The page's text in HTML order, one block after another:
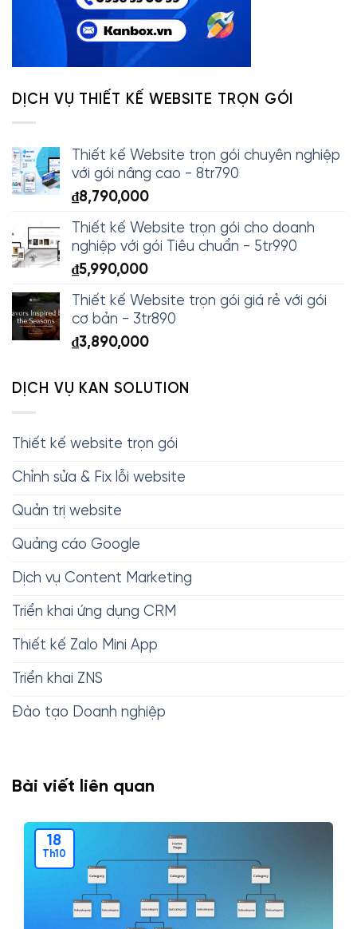
DỊCH VỤ THIẾT KẾ WEBSITE TRỌN GÓI
Thiết kế Website trọn gói chuyên nghiệp
với gói nâng cao - 8tr790
₫8,790,000
Thiết kế Website trọn gói cho doanh
nghiệp với gói Tiêu chuẩn - 5tr990
₫5,990,000
Thiết kế Website trọn gói giá rẻ với gói
cơ bản - 3tr890
₫3,890,000
DỊCH VỤ KAN SOLUTION
Thiết kế website trọn gói
Chỉnh sửa & Fix lỗi website
Quản trị website
Quảng cáo Google
Dịch vụ Content Marketing
Triển khai ứng dụng CRM
Thiết kế Zalo Mini App
Triển khai ZNS
Đào tạo Doanh nghiệp
Bài viết liên quan
18
Th10